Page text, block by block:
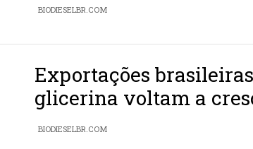
BIODIESELBR.COM
Exportações
glicerina voltam a
BIODIESELBR.COM